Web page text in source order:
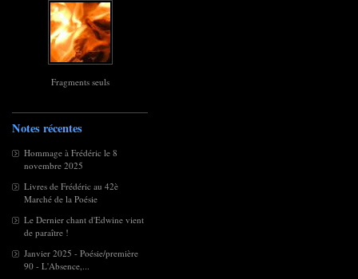
Fragments seuls
Notes récentes
Hommage à Frédéric le 8
novembre 2025
Livres de Frédéric au 42è
Marché de la Poésie
Le Dernier chant d'Edwine vient
de paraître !
Janvier 2025 - Poésie/première
90 - L'Absence,...